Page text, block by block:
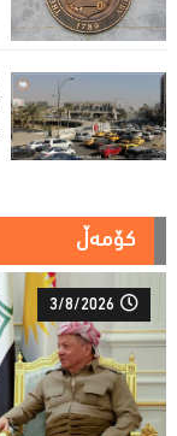
کۆمەڵ
3/8/2026